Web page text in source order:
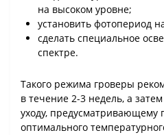
на высоком уровне;
установить фотопериод
сделать специальное
спектре.
Такого режима гроверы
в течение 2-3 недель, а
уходу, предусматривающему
оптимального